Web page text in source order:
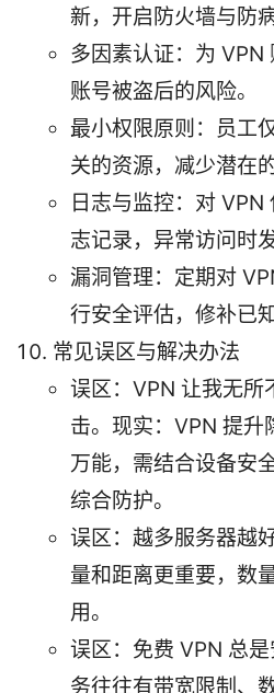
新，开启防火墙与防
多因素认证：为 VPN
账号被盗后的风险。
最小权限原则：员工
关的资源，减少潜在
日志与监控：对 VPN
志记录，异常访问时
漏洞管理：定期对
行安全评估，修补已
常见误区与解决办法
误区：VPN 让我无所
击。现实：VPN 提升
万能，需结合设备安
综合防护。
误区：越多服务器越
量和距离更重要，数
用。
误区：免费 VPN 总
务往往有带宽限制、